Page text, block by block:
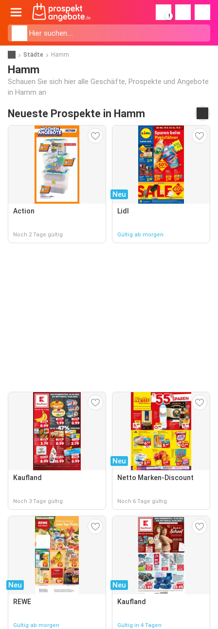
!
Städte Hamm
Hamm
Schauen Sie sich hier alle Geschäfte, Prospekte und Angebote
in Hamm an
Neueste Prospekte in Hamm
Action
Noch 2 Tage gültig
Neu
Lidl
Gültig ab morgen
Kaufland
Noch 3 Tage gültig
Neu
Netto Marken-Discount
Noch 6 Tage gültig
Neu
REWE
Gültig ab morgen
Neu
Kaufland
Gültig in 4 Tagen